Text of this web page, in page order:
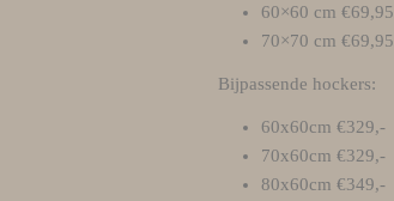
60×60 cm €69,95
70×70 cm €69,95
Bijpassende hockers:
60x60cm €329,-
70x60cm €329,-
80x60cm €349,-